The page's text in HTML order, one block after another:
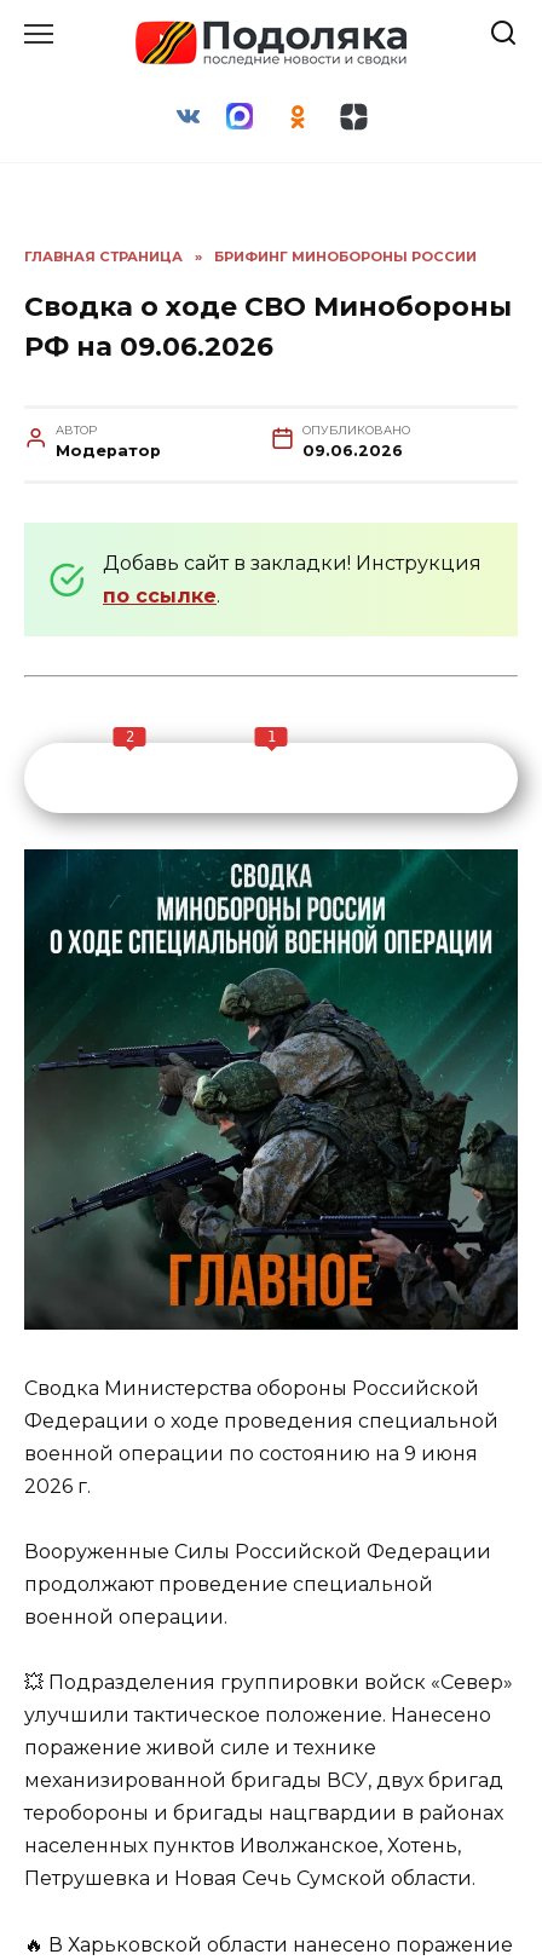
ГЛАВНАЯ СТРАНИЦА » БРИФИНГ МИНОБОРОНЫ РОССИИ
Сводка о ходе СВО Минобороны
РФ на 09.06.2026
АВТОР
Модератор
ОПУБЛИКОВАНО
09.06.2026
Добавь сайт в закладки! Инструкция
по ссылке.
2 1
Сводка Министерства обороны Российской
Федерации о ходе проведения специальной
военной операции по состоянию на 9 июня
2026 г.
Вооруженные Силы Российской Федерации
продолжают проведение специальной
военной операции.
💥 Подразделения группировки войск «Север»
улучшили тактическое положение. Нанесено
поражение живой силе и технике
механизированной бригады ВСУ, двух бригад
теробороны и бригады нацгвардии в районах
населенных пунктов Иволжанское, Хотень,
Петрушевка и Новая Сечь Сумской области.
🔥 В Харьковской области нанесено поражение